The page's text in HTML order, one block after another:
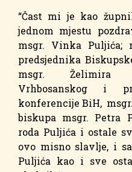
“Čast mi je kao
jednom mjestu
msgr. Vinka Puljića;
predsjednika
msgr. Želimira
Vrhbosanskog i
konferencije BiH,
biskupa msgr. Petra
roda Puljića i ostale
ovo misno slavlje, i
Puljića kao i sve